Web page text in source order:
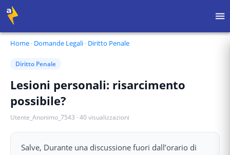
Home · Domande Legali · Diritto Penale
Diritto Penale
Lesioni personali: risarcimento
possibile?
Utente_Anonimo_7543 · 40visualizzazioni
Salve, Durante una discussione fuori dall’orario di